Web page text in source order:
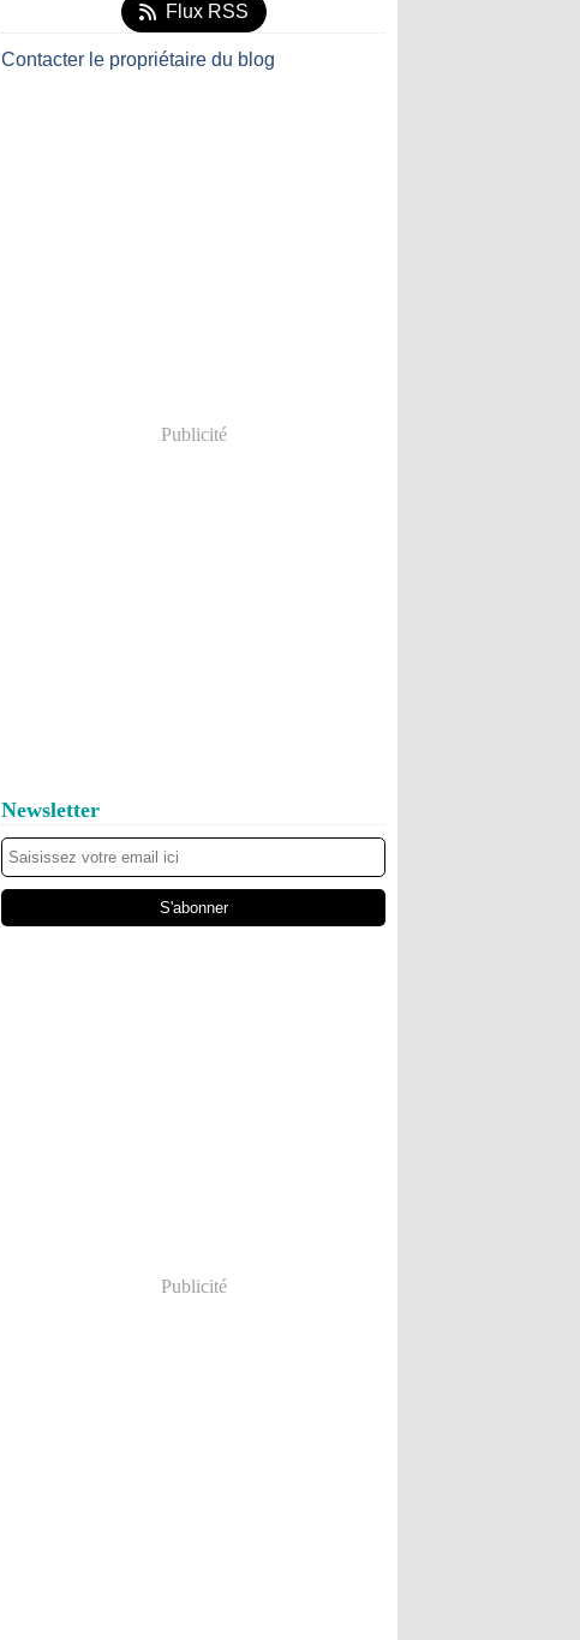
Flux RSS
Contacter le propriétaire du blog
Publicité
Newsletter
Publicité